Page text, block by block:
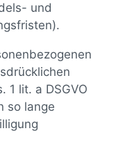
und
1 lit. a DSGVO
so lange